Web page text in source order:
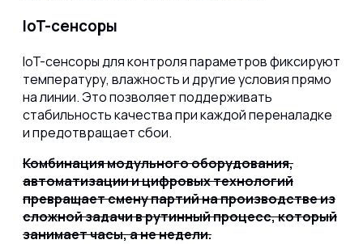
IoT-сенсоры
IoT-сенсоры для контроля параметров фиксируют
температуру, влажность и другие условия прямо
на линии. Это позволяет поддерживать
стабильность качества при каждой переналадке
и предотвращает сбои.
Комбинация модульного оборудования,
автоматизации и цифровых технологий
превращает смену партий на производстве из
сложной задачи в рутинный процесс, который
занимает часы, а не недели.